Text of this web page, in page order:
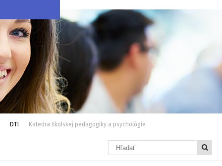
DTI Katedra školskej pedagogiky a psychológie